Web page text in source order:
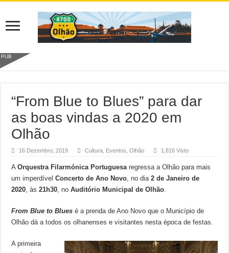
PUB
“From Blue to Blues” para dar
as boas vindas a 2020 em
Olhão
16 Dezembro, 2019 Cultura Eventos ,Olhão 1,816 Visto
AOrquestra Filarmónica Portuguesaregressa a Olhão para mais
um imperdívelConcerto de Ano Novo, no dia2 de Janeiro de
2020, às21h30, noAuditório Municipal de Olhão.
From Blue to Blues é a prenda de Ano Novo que o Município de
Olhão dá a todos os olhanenses e visitantes nesta época de festas.
A primeira